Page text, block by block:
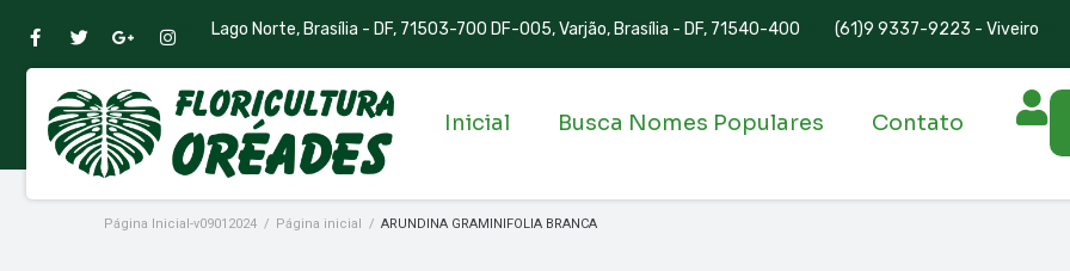
Lago Norte, Brasília - DF, 71503-700 DF-005, Varjão, Brasília - DF, 71540-400 (61)9 9337-9223 - Viveiro
Inicial Busca Nomes Populares Contato
Página Inicial-v09012024 / Página inicial / ARUNDINA GRAMINIFOLIA BRANCA